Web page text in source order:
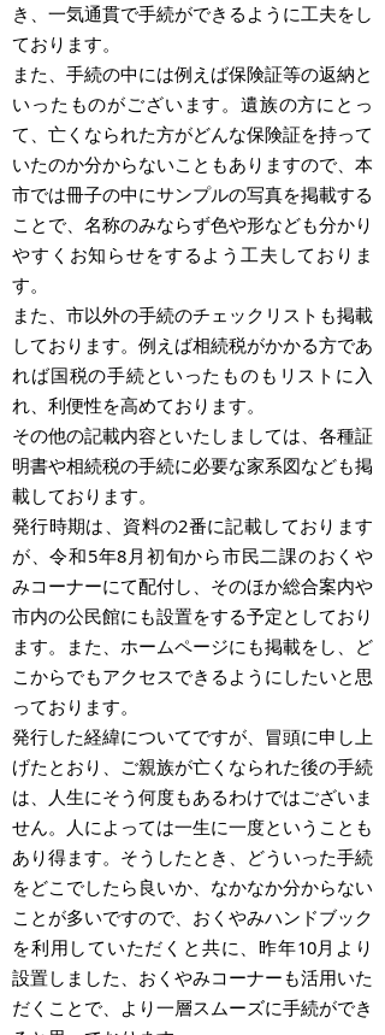
き、一気通貫で手続ができるように工夫をし
ております。
また、手続の中には例えば保険証等の返納と
いったものがございます。遺族の方にとっ
て、亡くなられた方がどんな保険証を持って
いたのか分からないこともありますので、本
市では冊子の中にサンプルの写真を掲載する
ことで、名称のみならず色や形なども分かり
やすくお知らせをするよう工夫しておりま
す。
また、市以外の手続のチェックリストも掲載
しております。例えば相続税がかかる方であ
れば国税の手続といったものもリストに入
れ、利便性を高めております。
その他の記載内容といたしましては、各種証
明書や相続税の手続に必要な家系図なども掲
載しております。
発行時期は、資料の2番に記載しております
が、令和5年8月初旬から市民二課のおくや
みコーナーにて配付し、そのほか総合案内や
市内の公民館にも設置をする予定としており
ます。また、ホームページにも掲載をし、ど
こからでもアクセスできるようにしたいと思
っております。
発行した経緯についてですが、冒頭に申し上
げたとおり、ご親族が亡くなられた後の手続
は、人生にそう何度もあるわけではございま
せん。人によっては一生に一度ということも
あり得ます。そうしたとき、どういった手続
をどこでしたら良いか、なかなか分からない
ことが多いですので、おくやみハンドブック
を利用していただくと共に、昨年10月より
設置しました、おくやみコーナーも活用いた
だくことで、より一層スムーズに手続ができ